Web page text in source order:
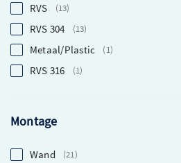
RVS 13
RVS 304 13
Metaal/Plastic 1
RVS 316 1
Montage
Wand 21